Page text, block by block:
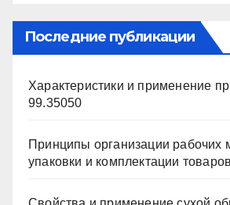
Последние публикации
Характеристики и применение
99.35050
Принципы организации рабочих
упаковки и комплектации товаров